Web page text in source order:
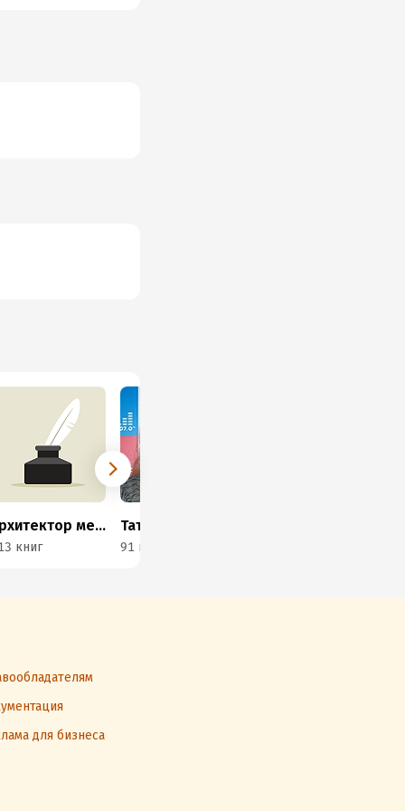
Архитектор метазнания
книг
Татьяна Борщ
91 книга
для бизнеса